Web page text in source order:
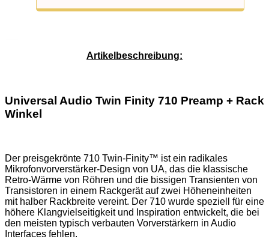
Artikelbeschreibung:
Universal Audio Twin Finity 710 Preamp + Rack
Winkel
Der preisgekrönte 710 Twin-Finity™ ist ein radikales
Mikrofonvorverstärker-Design von UA, das die klassische
Retro-Wärme von Röhren und die bissigen Transienten von
Transistoren in einem Rackgerät auf zwei Höheneinheiten
mit halber Rackbreite vereint. Der 710 wurde speziell für eine
höhere Klangvielseitigkeit und Inspiration entwickelt, die bei
den meisten typisch verbauten Vorverstärkern in Audio
Interfaces fehlen.